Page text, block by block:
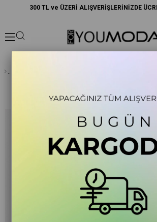
300 TL ve ÜZERİ ALIŞVERİŞLERİNİZDE